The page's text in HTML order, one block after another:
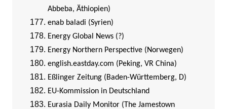
Abbeba, Äthiopien)
enab baladi (Syrien)
Energy Global News (?)
Energy Northern Perspective (Norwegen)
english.eastday.com (Peking, VR China)
Eßlinger Zeitung (Baden-Württemberg, D)
EU-Kommission in Deutschland
Eurasia Daily Monitor (The Jamestown